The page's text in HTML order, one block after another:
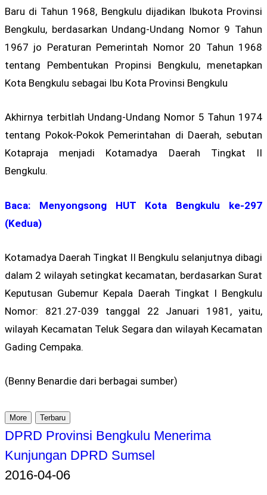
Baru di Tahun 1968, Bengkulu dijadikan Ibukota Provinsi
Bengkulu, berdasarkan Undang-Undang Nomor 9 Tahun
1967 jo Peraturan Pemerintah Nomor 20 Tahun 1968
tentang Pembentukan Propinsi Bengkulu, menetapkan
Kota Bengkulu sebagai Ibu Kota Provinsi Bengkulu
Akhirnya terbitlah Undang-Undang Nomor 5 Tahun 1974
tentang Pokok-Pokok Pemerintahan di Daerah, sebutan
Kotapraja menjadi Kotamadya Daerah Tingkat II
Bengkulu.
Baca: Menyongsong HUT Kota Bengkulu ke-297
(Kedua)
Kotamadya Daerah Tingkat II Bengkulu selanjutnya dibagi
dalam 2 wilayah setingkat kecamatan, berdasarkan Surat
Keputusan Gubemur Kepala Daerah Tingkat I Bengkulu
Nomor: 821.27-039 tanggal 22 Januari 1981, yaitu,
wilayah Kecamatan Teluk Segara dan wilayah Kecamatan
Gading Cempaka.
(Benny Benardie dari berbagai sumber)
More Terbaru
DPRD Provinsi Bengkulu Menerima
Kunjungan DPRD Sumsel
2016-04-06